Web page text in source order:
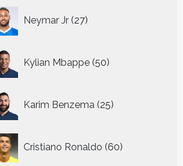
Neymar Jr 27
producten
Kylian Mbappe 50
producten
Karim Benzema 25
producten
Cristiano Ronaldo 60
producten